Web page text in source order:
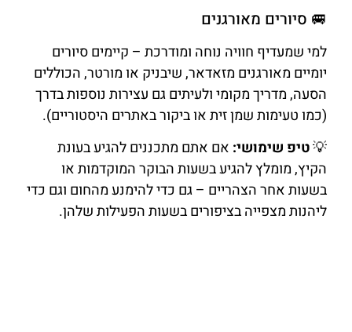
🚐 סיורים מאורגנים
למי שמעדיף חוויה נוחה ומודרכת – קיימים סיורים
יומיים מאורגנים מזאדאר, שיבניק או מורטר, הכוללים
הסעה, מדריך מקומי ולעיתים גם עצירות נוספות בדרך
(כמו טעימות שמן זית או ביקור באתרים היסטוריים).
💡טיפ שימושי: אם אתם מתכננים להגיע בעונת
הקיץ, מומלץ להגיע בשעות הבוקר המוקדמות או
בשעות אחר הצהריים – גם כדי להימנע מהחום וגם כדי
ליהנות מצפייה בציפורים בשעות הפעילות שלהן.